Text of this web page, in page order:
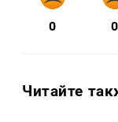
0 0
Читайте